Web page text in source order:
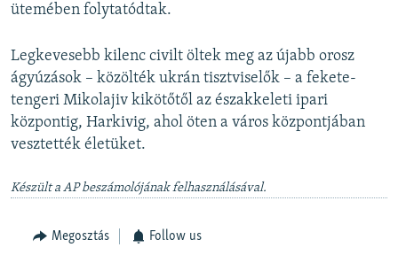
ütemében folytatódtak.
Legkevesebb kilenc civilt öltek meg az újabb orosz
ágyúzások – közölték ukrán tisztviselők – a fekete-
tengeri Mikolajiv kikötőtől az északkeleti ipari
központig, Harkivig, ahol öten a város központjában
vesztették életüket.
Készült a AP beszámolójának felhasználásával.
Megosztás Follow us